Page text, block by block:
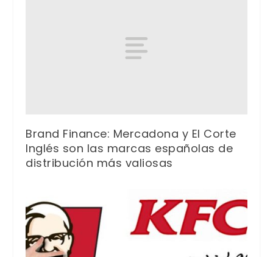
Brand Finance: Mercadona y El Corte
Inglés son las marcas españolas de
distribución más valiosas